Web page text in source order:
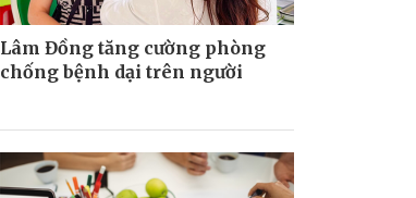
Lâm Đồng tăng cường phòng
chống bệnh dại trên người